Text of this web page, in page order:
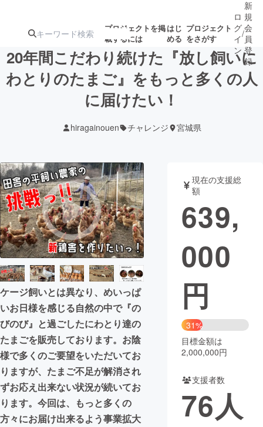
プロジェクトを掲
載するには
はじ
める
プロジェクト
をさがす
注目の新着プロ募集終了が近いプ
テクノロジー・ガジェット
映像・映画 書籍・雑誌
ビジネス・起業 チャレンジ
まちづくり・地域活性化
CAMPFIRE for Social Good
CAMPFIRE Creation
CAMPFIREふるさと納税machi-ya コミュニティ
ロ
グ
イ
ン
/
新
規
会
員
登
録
20年間こだわり続けた『放し飼いに
わとりのたまご』をもっと多くの人
に届けたい！
hiragainouen チャレンジ 宮城県
ケージ飼いとは異なり、めいっぱ
いお日様を感じる自然の中で『の
びのび』と過ごしたにわとり達の
たまごを販売しております。お陰
様で多くのご要望をいただいてお
りますが、たまご不足が解消され
ずお応え出来ない状況が続いてお
ります。今回は、もっと多くの
方々にお届け出来るよう事業拡大
現在の支援総
額
639,
000
円
31%
目標金額は
2,000,000円
支援者数
76人